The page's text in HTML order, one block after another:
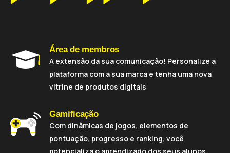
Área de membros
A extensão da sua comunicação! Personalize a
plataforma com a sua marca e tenha uma nova
vitrine de produtos digitais
Gamificação
Com dinâmicas de jogos, elementos de
pontuação, progresso e ranking, você